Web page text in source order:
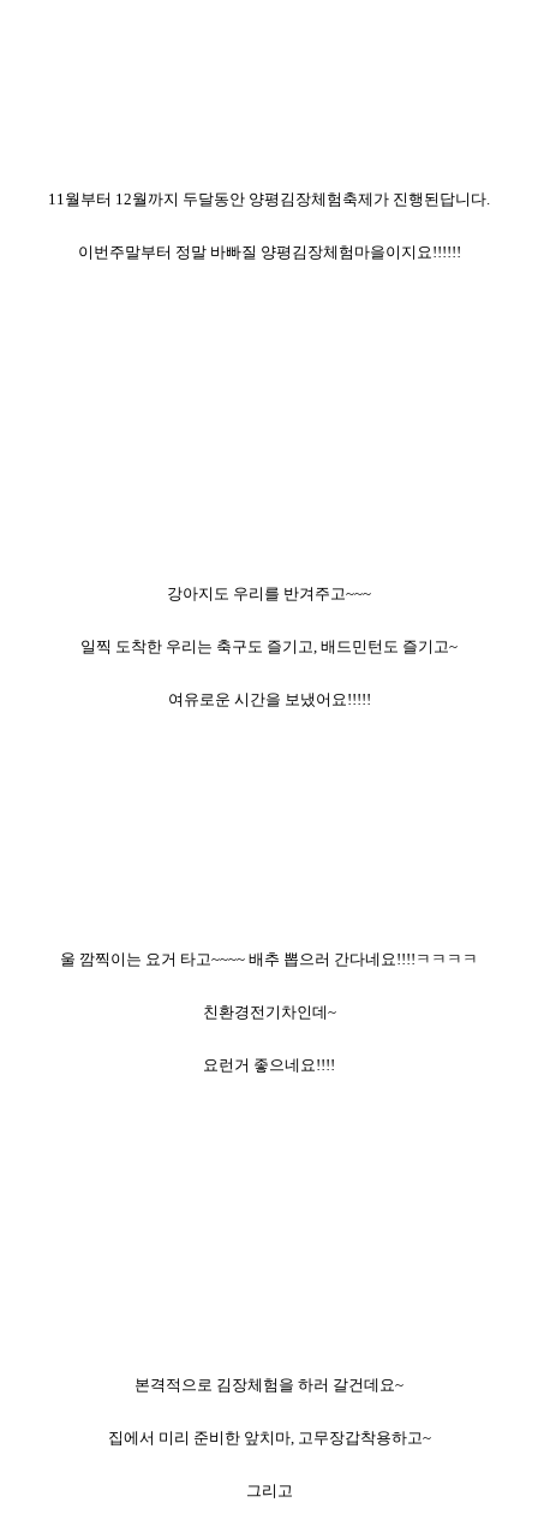
11월부터 12월까지 두달동안 양평김장체험축제가 진행된답니다.
이번주말부터 정말 바빠질 양평김장체험마을이지요!!!!!!
강아지도 우리를 반겨주고~~~
일찍 도착한 우리는 축구도 즐기고, 배드민턴도 즐기고~
여유로운 시간을 보냈어요!!!!!
울 깜찍이는 요거 타고~~~~ 배추 뽑으러 간다네요!!!!ㅋㅋㅋㅋ
친환경전기차인데~
요런거 좋으네요!!!!
본격적으로 김장체험을 하러 갈건데요~
집에서 미리 준비한 앞치마, 고무장갑착용하고~
그리고